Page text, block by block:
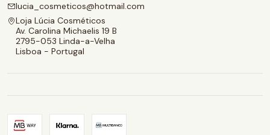
lucia_cosmeticos@hotmail.com
Loja Lúcia Cosméticos
Av. Carolina Michaelis 19 B
2795-053 Linda-a-Velha
Lisboa - Portugal